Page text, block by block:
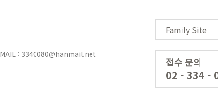
: 3340080@hanmail.net
Family Site
접수 문의
02 - 334 -